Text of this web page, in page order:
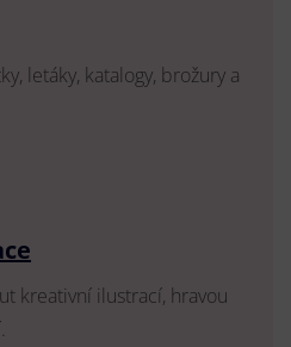
letáky, katalogy, brožury a
kreativní ilustrací, hravou